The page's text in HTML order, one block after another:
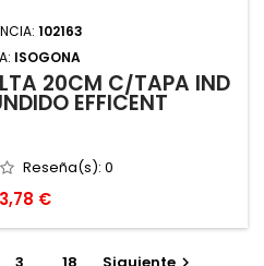
102163
ISOGONA
20CM C/TAPA IND
EFFICENT
Reseña(s): 0
€